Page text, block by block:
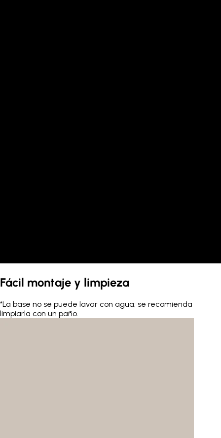
Fácil montaje y limpieza
*La base no se puede lavar con agua; se recomienda
limpiarla con un paño.